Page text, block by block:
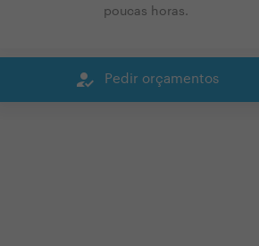
poucas horas.
how_to_reg Pedir orçamentos